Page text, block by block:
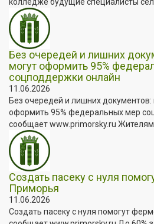
Без очередей и лишних
могут оформить 95%
соцподдержки онлайн
11.06.2026
Без очередей и лишних
оформить 95% федеральных мер
сообщает www.primorsky.ru Жителям
Создать пасеку с нуля
Приморья
11.06.2026
Создать пасеку с нуля помогут